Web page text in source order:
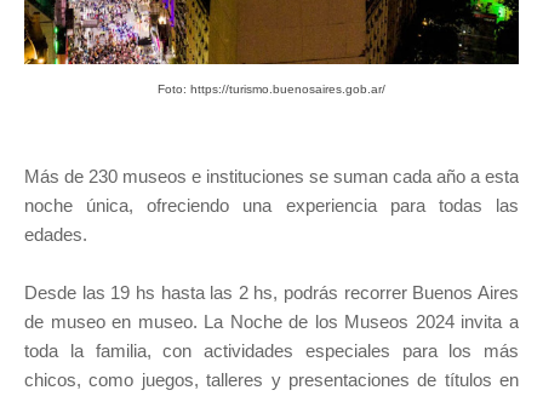
Foto: https://turismo.buenosaires.gob.ar/
Más de 230 museos e instituciones se suman cada año a esta
noche única, ofreciendo una experiencia para todas las
edades.
Desde las 19 hs hasta las 2 hs, podrás recorrer Buenos Aires
de museo en museo. La Noche de los Museos 2024 invita a
toda la familia, con actividades especiales para los más
chicos, como juegos, talleres y presentaciones de títulos en